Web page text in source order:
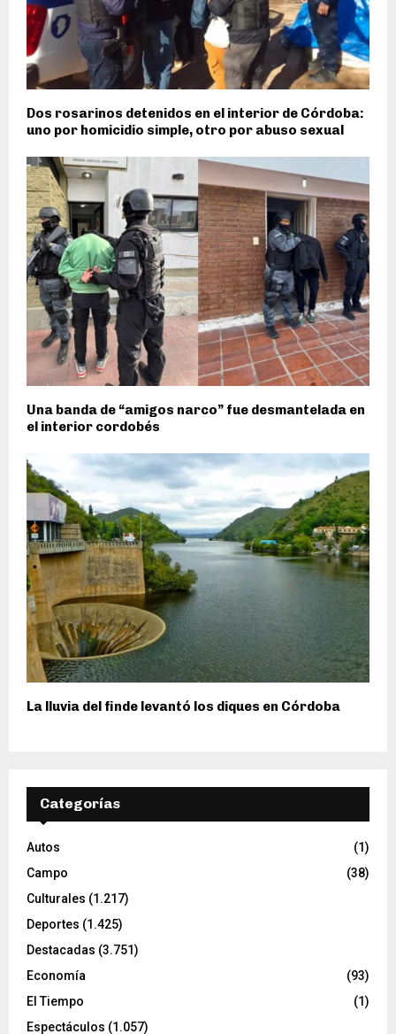
Dos rosarinos detenidos en el interior de Córdoba:
uno por homicidio simple, otro por abuso sexual
Una banda de “amigos narco” fue desmantelada en
el interior cordobés
La lluvia del finde levantó los diques en Córdoba
Categorías
Autos
(1)
Campo
(38)
Culturales (1.217)
Deportes (1.425)
Destacadas (3.751)
Economía
(93)
El Tiempo
(1)
Espectáculos (1.057)